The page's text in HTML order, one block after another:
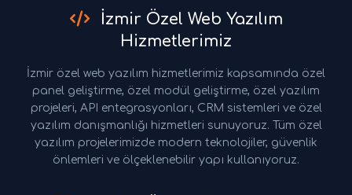
İzmir Özel Web Yazılım
Hizmetlerimiz
İzmir özel web yazılım hizmetlerimiz kapsamında özel
panel geliştirme, özel modül geliştirme, özel yazılım
projeleri, API entegrasyonları, CRM sistemleri ve özel
yazılım danışmanlığı hizmetleri sunuyoruz. Tüm özel
yazılım projelerimizde modern teknolojiler, güvenlik
önlemleri ve ölçeklenebilir yapı kullanıyoruz.